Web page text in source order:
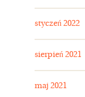
styczeń 2022
sierpień 2021
maj 2021